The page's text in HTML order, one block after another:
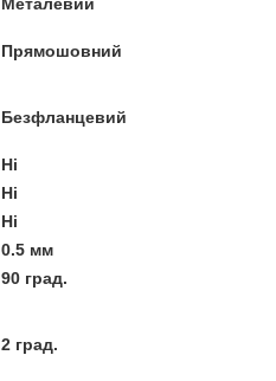
Прямошовний
Безфланцевий
Ні
Ні
Ні
0.5 мм
90 град.
2 град.